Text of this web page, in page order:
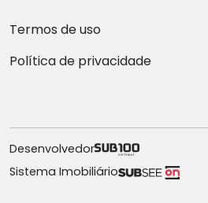
Termos de uso
Política de privacidade
Desenvolvedor
Sistema Imobiliário